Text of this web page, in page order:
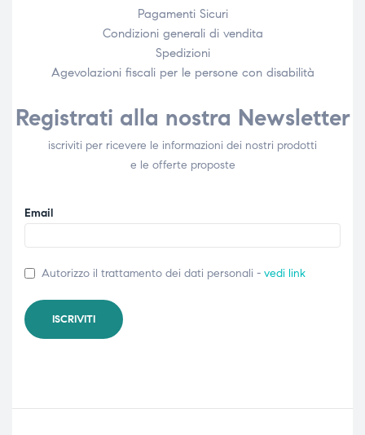
Pagamenti Sicuri
Condizioni generali di vendita
Spedizioni
Agevolazioni fiscali per le persone con disabilità​
Registrati alla nostra Newsletter
iscriviti per ricevere le informazioni dei nostri prodotti
e le offerte proposte
Email
Autorizzo il trattamento dei dati personali - vedi link